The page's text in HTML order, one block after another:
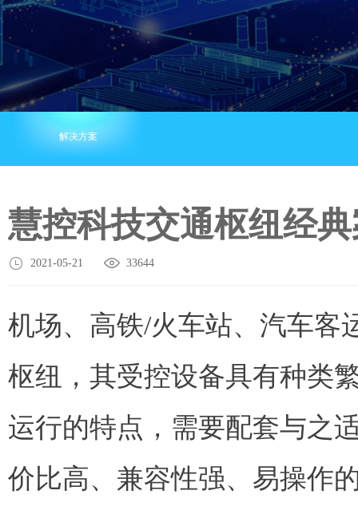
解决方案
慧控科技交通枢纽经
2021-05-21 33644
机场、高铁/火车站、汽车客
枢纽，其受控设备具有种类
运行的特点，需要配套与之
价比高、兼容性强、易操作